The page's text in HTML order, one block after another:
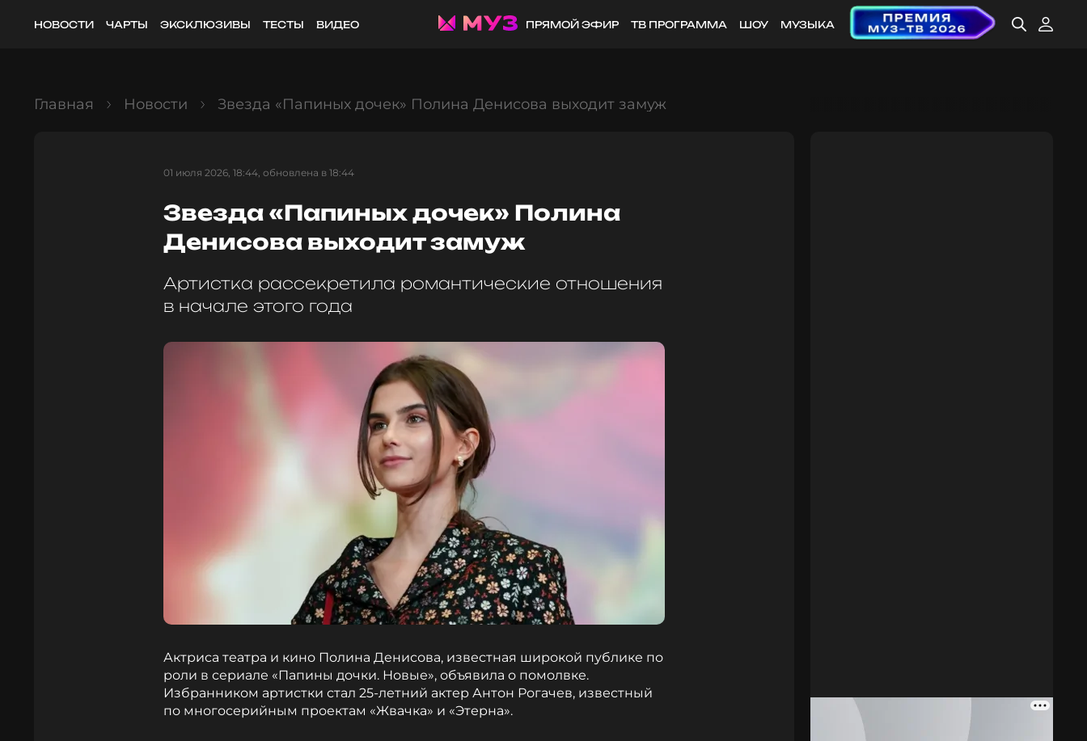
НОВОСТИ ЧАРТЫ ЭКСКЛЮЗИВЫ ТЕСТЫ ВИДЕО ПРЯМОЙ ЭФИР ТВ ПРОГРАММА ШОУ МУЗЫКА
Главная Новости Звезда «Папиных дочек» Полина Денисова выходит замуж
01 июля 2026, 18:44, обновлена в 18:44
Звезда «Папиных дочек» Полина
Денисова выходит замуж
Артистка рассекретила романтические отношения
в начале этого года
Актриса театра и кино Полина Денисова, известная широкой публике по
роли в сериале «Папины дочки. Новые», объявила о помолвке.
Избранником артистки стал 25-летний актер Антон Рогачев, известный
по многосерийным проектам «Жвачка» и «Этерна».